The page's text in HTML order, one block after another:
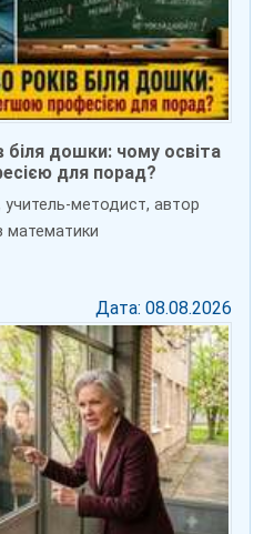
біля дошки: чому освіта
для порад?
методист, автор
математики
Дата: 08.08.2026